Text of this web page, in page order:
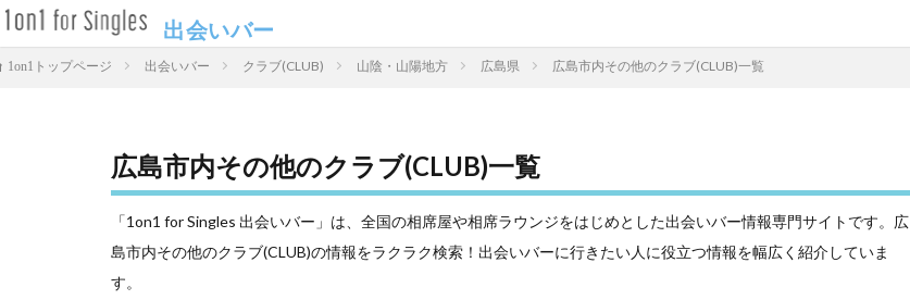
出会いバー
1on1トップページ 出会いバー クラブ(CLUB) 山陰・山陽地方 広島県 広島市内その他のクラブ(CLUB)一覧
広島市内その他のクラブ(CLUB)一覧
「1on1 for Singles 出会いバー」は、全国の相席屋や相席ラウンジをはじめとした出会いバー情報専門サイトです。広
島市内その他のクラブ(CLUB)の情報をラクラク検索！出会いバーに行きたい人に役立つ情報を幅広く紹介していま
す。